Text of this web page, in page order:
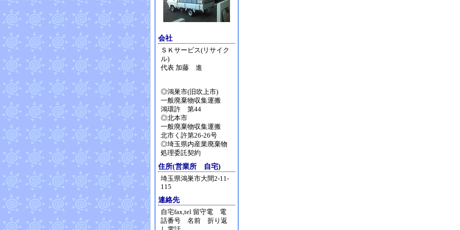
会社
ＳＫサービス(リサイク
ル)
代表 加藤 進
◎鴻巣市(旧吹上市)
一般廃棄物収集運搬
鴻環許 第44
◎北本市
一般廃棄物収集運搬
北市く許第26-26号
◎埼玉県内産業廃棄物
処理委託契約
住所(営業所 自宅)
埼玉県鴻巣市大間2-11-
115
連絡先
自宅fax,tel 留守電 電
話番号 名前 折り返